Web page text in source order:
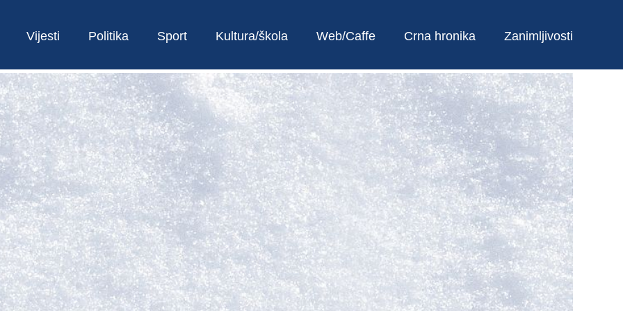
Vijesti Politika Sport Kultura/škola Web/Caffe Crna hronika Zanimljivosti